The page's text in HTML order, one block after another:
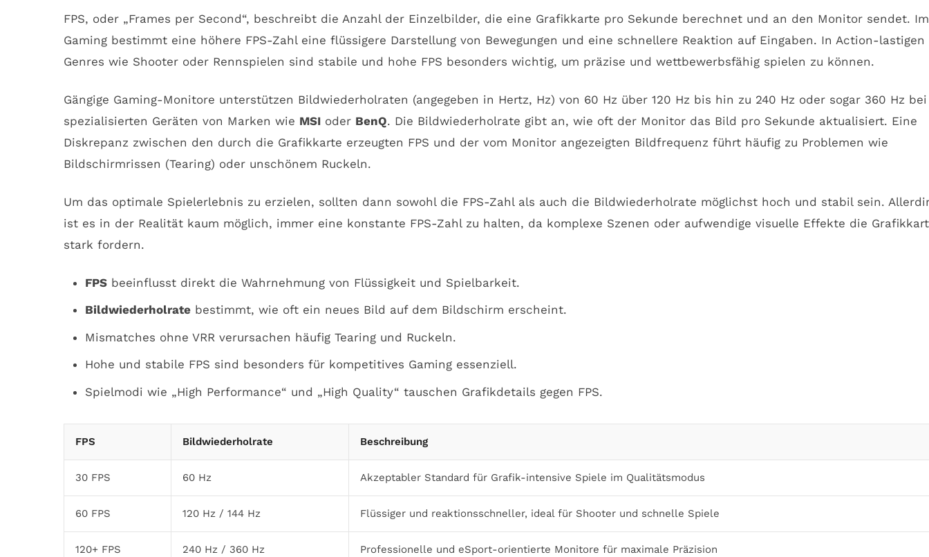
FPS, oder „Frames per Second“, beschreibt die Anzahl der Einzelbilder, die eine Grafikkarte pro Sekunde berechnet und an den Monitor sendet. Im
Gaming bestimmt eine höhere FPS-Zahl eine flüssigere Darstellung von Bewegungen und eine schnellere Reaktion auf Eingaben. In Action-lastigen
Genres wie Shooter oder Rennspielen sind stabile und hohe FPS besonders wichtig, um präzise und wettbewerbsfähig spielen zu können.
Gängige Gaming-Monitore unterstützen Bildwiederholraten (angegeben in Hertz, Hz) von 60 Hz über 120 Hz bis hin zu 240 Hz oder sogar 360 Hz bei
spezialisierten Geräten von Marken wie MSI oder BenQ. Die Bildwiederholrate gibt an, wie oft der Monitor das Bild pro Sekunde aktualisiert. Eine
Diskrepanz zwischen den durch die Grafikkarte erzeugten FPS und der vom Monitor angezeigten Bildfrequenz führt häufig zu Problemen wie
Bildschirmrissen (Tearing) oder unschönem Ruckeln.
Um das optimale Spielerlebnis zu erzielen, sollten dann sowohl die FPS-Zahl als auch die Bildwiederholrate möglichst hoch und stabil sein.
ist es in der Realität kaum möglich, immer eine konstante FPS-Zahl zu halten, da komplexe Szenen oder aufwendige visuelle Effekte die
stark fordern.
FPSbeeinflusst direkt die Wahrnehmung von Flüssigkeit und Spielbarkeit.
Bildwiederholratebestimmt, wie oft ein neues Bild auf dem Bildschirm erscheint.
Mismatches ohne VRR verursachen häufig Tearing und Ruckeln.
Hohe und stabile FPS sind besonders für kompetitives Gaming essenziell.
Spielmodi wie „High Performance“ und „High Quality“ tauschen Grafikdetails gegen FPS.
FPS Bildwiederholrate Beschreibung
30 FPS 60 Hz Akzeptabler Standard für Grafik-intensive Spiele im Qualitätsmodus
60 FPS 120 Hz / 144 Hz Flüssiger und reaktionsschneller, ideal für Shooter und schnelle Spiele
120+ FPS 240 Hz / 360 Hz Professionelle und eSport-orientierte Monitore für maximale Präzision